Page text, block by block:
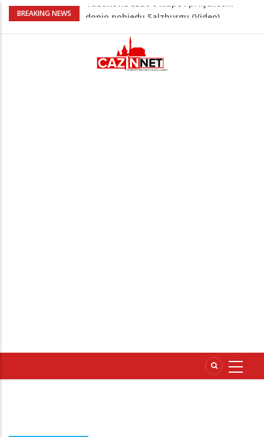
BREAKING NEWS
“Pečat slobodi 2026”: U Tržačkoj Rašteli
Unsko-sanskog kantona
Porodica iz Krajine u centru afere,
gradonačelnik Kelna pokrenuo istragu